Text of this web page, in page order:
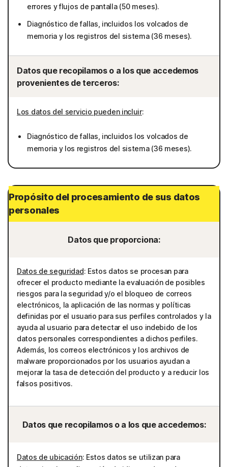
errores y flujos de pantalla (50 meses).
Diagnóstico de fallas, incluidos los volcados de
memoria y los registros del sistema (36 meses).
Datos que recopilamos o a los que accedemos
provenientes de terceros:
Los datos del servicio pueden incluir:
Diagnóstico de fallas, incluidos los volcados de
memoria y los registros del sistema (36 meses).
Propósito del procesamiento de sus datos
personales
Datos que proporciona:
Datos de seguridad: Estos datos se procesan para
ofrecer el producto mediante la evaluación de posibles
riesgos para la seguridad y/o el bloqueo de correos
electrónicos, la aplicación de las normas y políticas
definidas por el usuario para sus perfiles controlados y la
ayuda al usuario para detectar el uso indebido de los
datos personales correspondientes a dichos perfiles.
Además, los correos electrónicos y los archivos de
malware proporcionados por los usuarios ayudan a
mejorar la tasa de detección del producto y a reducir los
falsos positivos.
Datos que recopilamos o a los que accedemos:
Datos de ubicación: Estos datos se utilizan para